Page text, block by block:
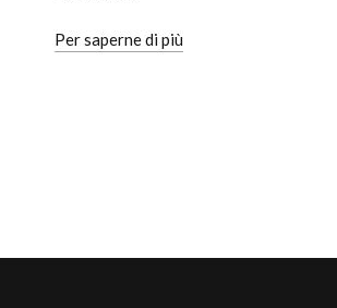
Per saperne di più